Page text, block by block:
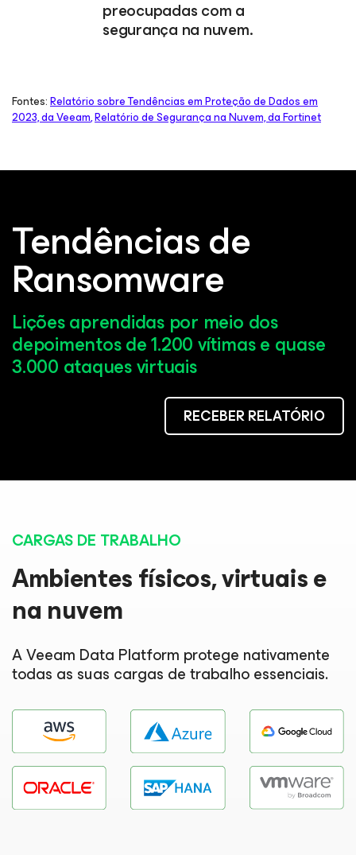
preocupadas com a
segurança na nuvem.
Fontes:Relatório sobre Tendências em Proteção de Dados em
2023, da Veeam,Relatório de Segurança na Nuvem, da Fortinet
Tendências de
Ransomware
Lições aprendidas por meio dos
depoimentos de 1.200 vítimas e quase
3.000 ataques virtuais
RECEBER RELATÓRIO
CARGAS DE TRABALHO
Ambientes físicos, virtuais e
na nuvem
A Veeam Data Platform protege nativamente
todas as suas cargas de trabalho essenciais.